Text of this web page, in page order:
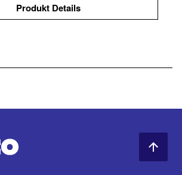
Produkt Details